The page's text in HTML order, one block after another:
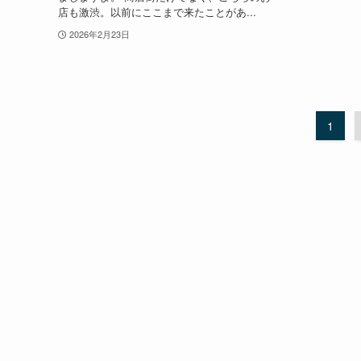
店も激渋。以前にここまで来たことがあ...
2026年2月23日
1